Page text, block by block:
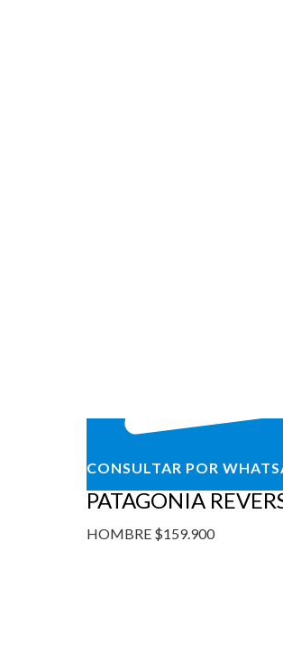
CONSULTAR POR
PATAGONIA
HOMBRE $159.900